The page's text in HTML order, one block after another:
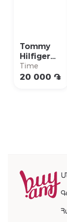
Tommy
Hilfiger
Кольцо/
2790621G
Time
20 000 ֏